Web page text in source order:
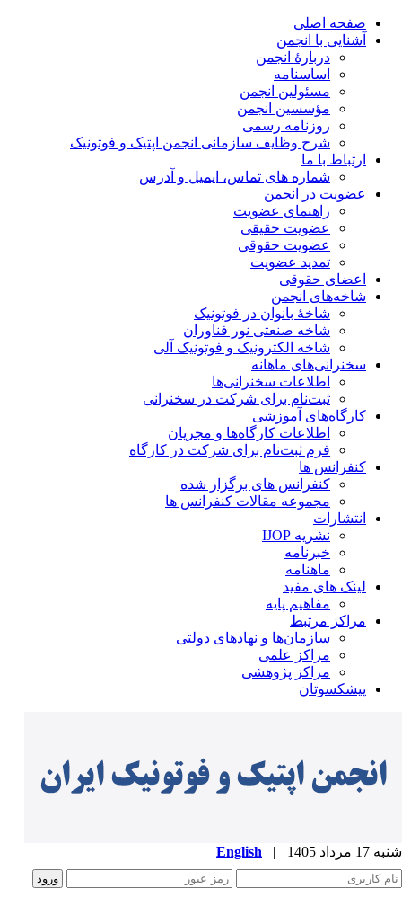
صفحه اصلی
آشنایی با انجمن
دربارۀ انجمن
اساسنامه
مسئولین انجمن
مؤسسین انجمن
روزنامه رسمی
شرح وظایف سازمانی انجمن اپتیک و فوتونیک
ارتباط با ما
شماره های تماس، ایمیل و آدرس
عضویت در انجمن
راهنمای عضویت
عضویت حقیقی
عضویت حقوقی
تمدید عضویت
اعضای حقوقی
شاخه‌های انجمن
شاخۀ بانوان در فوتونیک
شاخه صنعتی نور فناوران
شاخه‌ الکترونیک و فوتونیک آلی
سخنرانی‌های ماهانه
اطلاعات سخنرانی‌‌ها
ثبت‌نام برای شرکت در سخنرانی
کارگاه‌های آموزشی
اطلاعات کارگاه‌ها و مجریان
فرم ثبت‌نام برای شرکت در کارگاه
کنفرانس ها
کنفرانس های برگزار شده
مجموعه مقالات کنفرانس ها
انتشارات
نشریه IJOP
خبرنامه
ماهنامه
لینک های مفید
مفاهیم پایه
مراکز مرتبط
سازمان‌ها و نهادهای دولتی
مراکز علمی
مراکز پژوهشی
پیشکسوتان
مرداد 1405 |
English